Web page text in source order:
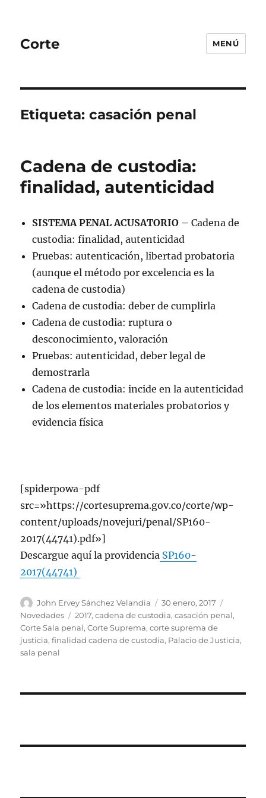
Corte MENÚ
Etiqueta:casación penal
Cadena de custodia:
finalidad, autenticidad
SISTEMA PENAL ACUSATORIO –Cadena de
custodia: finalidad, autenticidad
Pruebas: autenticación, libertad probatoria
(aunque el método por excelencia es la
cadena de custodia)
Cadena de custodia: deber de cumplirla
Cadena de custodia: ruptura o
desconocimiento, valoración
Pruebas: autenticidad, deber legal de
demostrarla
Cadena de custodia: incide en la autenticidad
de los elementos materiales probatorios y
evidencia física
[spiderpowa-pdf
src=»https://cortesuprema.gov.co/corte/wp-
content/uploads/novejuri/penal/SP160-
2017(44741).pdf»]
Descargue aquí la providencia SP160-
2017(44741)
Autor
John Ervey Sánchez Velandia
Publicado
el
30 enero, 2017
Novedades
Etiquetas
2017,cadena de custodia,casación penal,
Corte Sala penal,Corte Suprema,corte suprema de
justicia,finalidad cadena de custodia, Palacio de Justicia,
sala penal